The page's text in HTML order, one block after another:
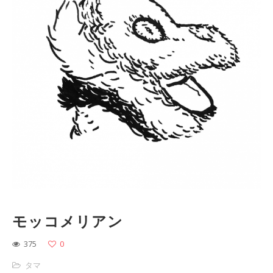
モッコメリアン
375
0
タマ